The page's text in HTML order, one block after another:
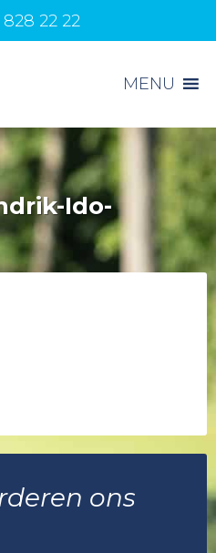
22 22
MENU
Ido-
ons